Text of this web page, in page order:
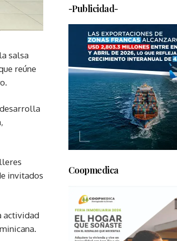
salsa
reúne
invitados
actividad
-Publicidad-
Coopmedica